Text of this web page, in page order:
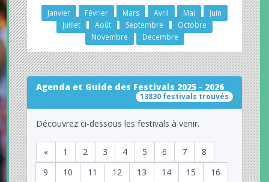
Janvier Février Mars Avril Mai
Juin
Juillet
Août Septembre
Octobre
Novembre
Decembre
Agenda et Guide des Festivals 2025 - 2026
13830 festivals trouvés
Découvrez ci-dessous les festivals à venir.
« 1 2 3 4 5 6 7
8
9
10 11 12 13 14 15
16